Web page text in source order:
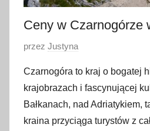
Ceny w Czarnogórze
O
u
b
l
i
przez Justyna
Czarnogóra to kraj o bogatej
krajobrazach i fascynującej
Bałkanach, nad Adriatykiem,
kraina przyciąga turystów z